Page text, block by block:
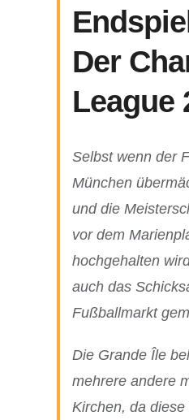
Der
League
Selbst wenn der
München
und die
vor dem
hochgehalten
auch das
Fußballmarkt
Die Grande Île
mehrere andere
Kirchen, da